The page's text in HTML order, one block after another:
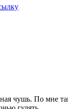
чушь. По мне